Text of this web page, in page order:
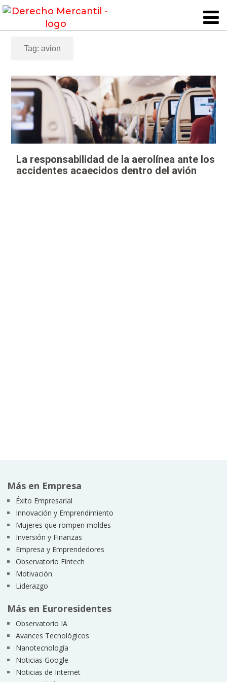
Tag: avion
La responsabilidad de la aerolínea ante los
accidentes acaecidos dentro del avión
Más en Empresa
Éxito Empresarial
Innovación y Emprendimiento
Mujeres que rompen moldes
Inversión y Finanzas
Empresa y Emprendedores
Observatorio Fintech
Motivación
Liderazgo
Más en Euroresidentes
Observatorio IA
Avances Tecnológicos
Nanotecnología
Noticias Google
Noticias de Internet